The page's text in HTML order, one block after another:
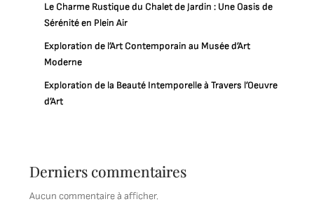
Le Charme Rustique du Chalet de Jardin : Une Oasis de
Sérénité en Plein Air
Exploration de l’Art Contemporain au Musée d’Art
Moderne
Exploration de la Beauté Intemporelle à Travers l’Oeuvre
d’Art
Derniers commentaires
Aucun commentaire à afficher.